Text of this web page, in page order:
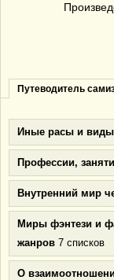
Путеводитель
Иные расы и виды
Профессии,
Внутренний мир
Миры фэнтези и
жанров 7 списков
О